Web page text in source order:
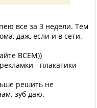
все за 3 недели. Тем
даж, если и в сети.
ВСЕМ))
- плакатики -
решить не
зуб даю.